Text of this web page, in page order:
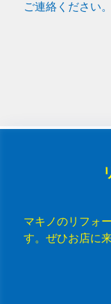
ご連絡ください。
マキノのリフォ
す。ぜひお店に